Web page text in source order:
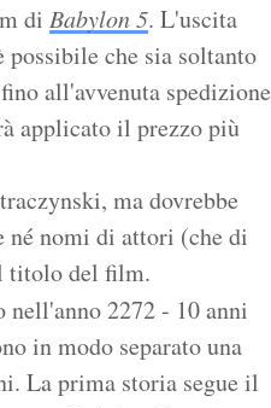
di Babylon 5. L'uscita
che sia soltanto
all'avvenuta
applicato il prezzo più
ma dovrebbe
né nomi di attori (che di
titolo del film.
nell'anno 2272 - 10 anni
in modo separato una
La prima storia segue il